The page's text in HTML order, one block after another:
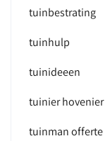
tuinbestrating
tuinhulp
tuinideeen
tuinier hovenier
tuinman offerte